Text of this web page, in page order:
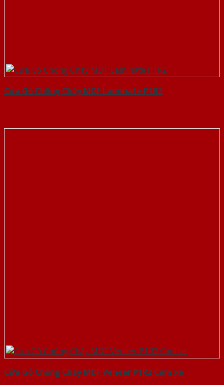
Cửa Gỗ Chống Cháy MDF Laminate P1R2
Cửa Gỗ Chống Cháy MDF Veneer P1R2 Cam xe